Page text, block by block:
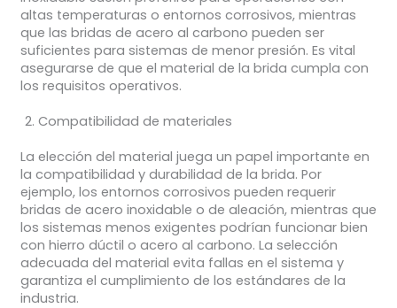
altas temperaturas o entornos corrosivos, mientras
que las bridas de acero al carbono pueden ser
suficientes para sistemas de menor presión. Es vital
asegurarse de que el material de la brida cumpla con
los requisitos operativos.
Compatibilidad de materiales
La elección del material juega un papel importante en
la compatibilidad y durabilidad de la brida. Por
ejemplo, los entornos corrosivos pueden requerir
bridas de acero inoxidable o de aleación, mientras que
los sistemas menos exigentes podrían funcionar bien
con hierro dúctil o acero al carbono. La selección
adecuada del material evita fallas en el sistema y
garantiza el cumplimiento de los estándares de la
industria.